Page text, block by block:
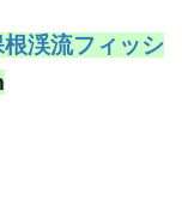
渓流フィッシ